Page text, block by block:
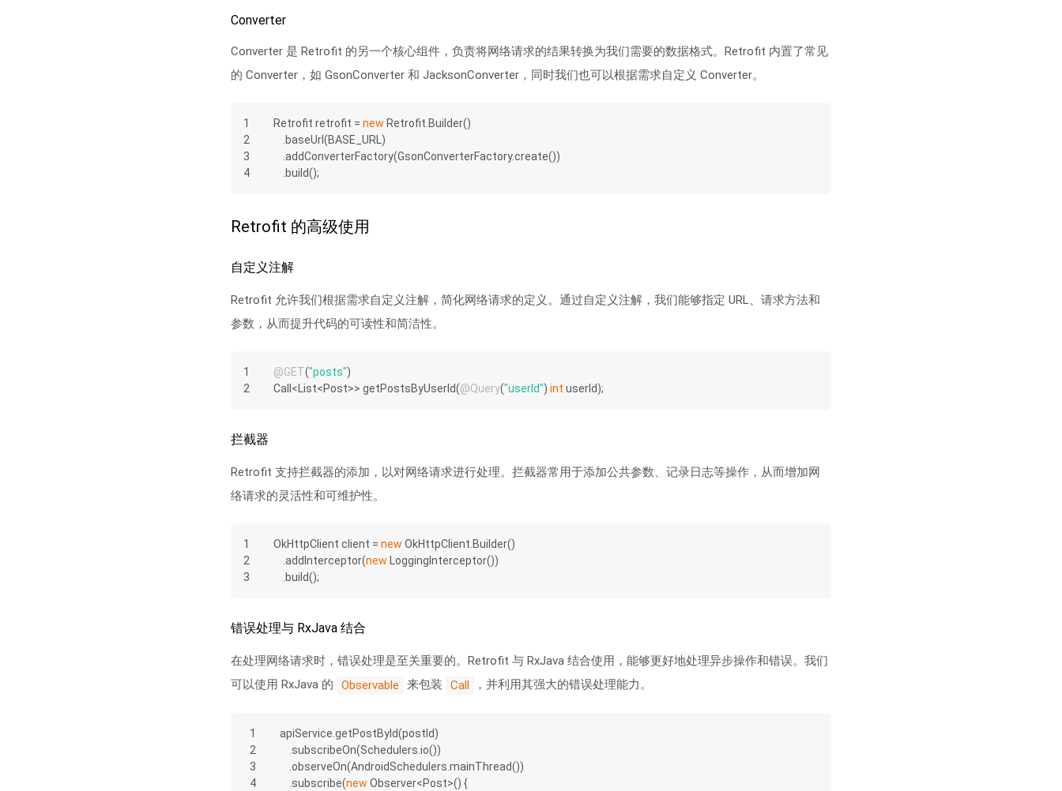
Converter
Converter 是 Retrofit 的另一个核心组件，负责将网络请求的结果转换为我们需要的数据格式。Retrofit 内置了常见
的 Converter，如 GsonConverter 和 JacksonConverter，同时我们也可以根据需求自定义 Converter。
1
2
3
4
Retrofit retrofit = new Retrofit.Builder()
    .baseUrl(BASE_URL)
    .addConverterFactory(GsonConverterFactory.create())
    .build();
Retrofit 的高级使用
自定义注解
Retrofit 允许我们根据需求自定义注解，简化网络请求的定义。通过自定义注解，我们能够指定 URL、请求方法和
参数，从而提升代码的可读性和简洁性。
1
2
@GET("posts")
Call<List<Post>> getPostsByUserId(@Query("userId") int userId);
拦截器
Retrofit 支持拦截器的添加，以对网络请求进行处理。拦截器常用于添加公共参数、记录日志等操作，从而增加网
络请求的灵活性和可维护性。
1
2
3
OkHttpClient client = new OkHttpClient.Builder()
    .addInterceptor(
new LoggingInterceptor())
    .build();
错误处理与 RxJava 结合
在处理网络请求时，错误处理是至关重要的。Retrofit 与 RxJava 结合使用，能够更好地处理异步操作和错误。我们
可以使用 RxJava 的
Observable 来包装 Call ，并利用其强大的错误处理能力。
1
2
3
4
apiService.getPostById(postId)
    .subscribeOn(Schedulers.io())
    .observeOn(AndroidSchedulers.mainThread())
    .subscribe(
new Observer<Post>() {